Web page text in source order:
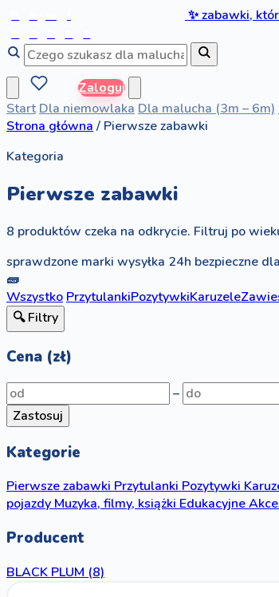
✨zabawki,
Zaloguj
Start Dla niemowlaka Dla malucha (3m – 6m)
Strona główna / Pierwsze zabawki
Kategoria
Pierwsze zabawki
8 produktów czeka na odkrycie. Filtruj po
sprawdzone marki wysyłka 24h bezpieczne
🧱
Wszystko PrzytulankiPozytywkiKaruzele
🔍 Filtry
Cena (zł)
–
Zastosuj
Kategorie
Pierwsze zabawkiPrzytulankiPozytywki
pojazdyMuzyka, filmy, książkiEdukacyjne
Producent
BLACK PLUM (8)